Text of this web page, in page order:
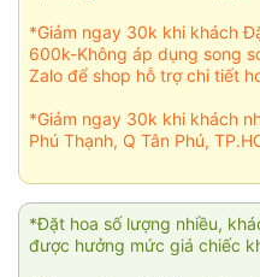
*Giảm ngay 30k khi khách
600k-Không áp dụng song
Zalo để shop hỗ trợ chi tiết
*Giảm ngay 30k khi khách
Phú Thạnh, Q Tân Phú,
*Đặt hoa số lượng nhiều,
được hưởng mức giá chiếc